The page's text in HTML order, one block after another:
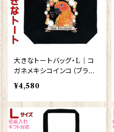
大きなトートバッグ・L｜コ
ガネメキシコインコ（ブラッ
ク）【型番 BL-93】KYAPIA
rt きゃぴあーと
¥4,580